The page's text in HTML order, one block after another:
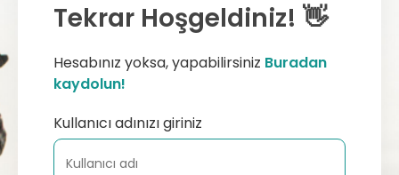
Tekrar Hoşgeldiniz! 👋
Hesabınız yoksa, yapabilirsiniz Buradan
kaydolun!
Kullanıcı adınızı giriniz